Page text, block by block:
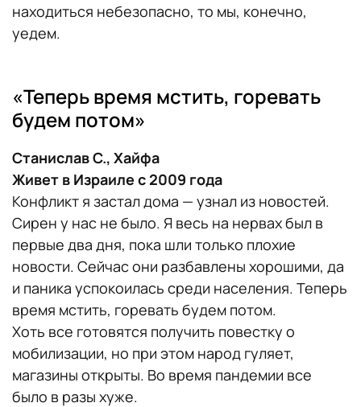
находиться небезопасно, то мы, конечно,
уедем.
«Теперь время мстить, горевать
будем потом»
Станислав С., Хайфа
Живет в Израиле с 2009 года
Конфликт я застал дома — узнал из новостей.
Сирен у нас не было. Я весь на нервах был в
первые два дня, пока шли только плохие
новости. Сейчас они разбавлены хорошими, да
и паника успокоилась среди населения. Теперь
время мстить, горевать будем потом.
Хоть все готовятся получить повестку о
мобилизации, но при этом народ гуляет,
магазины открыты. Во время пандемии все
было в разы хуже.